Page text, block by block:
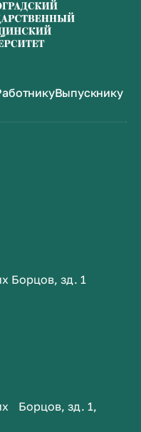
Выпускнику
Борцов, зд. 1
Борцов, зд. 1,